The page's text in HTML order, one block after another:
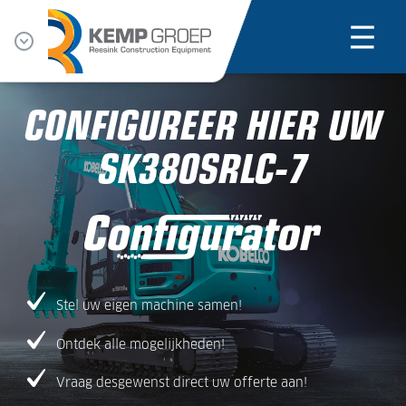
CONFIGUREER HIER UW
SK380SRLC-7
Stel uw eigen machine samen!
Ontdek alle mogelijkheden!
Vraag desgewenst direct uw offerte aan!